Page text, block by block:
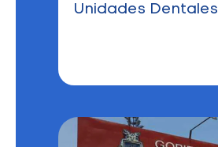
Unidades Dentales